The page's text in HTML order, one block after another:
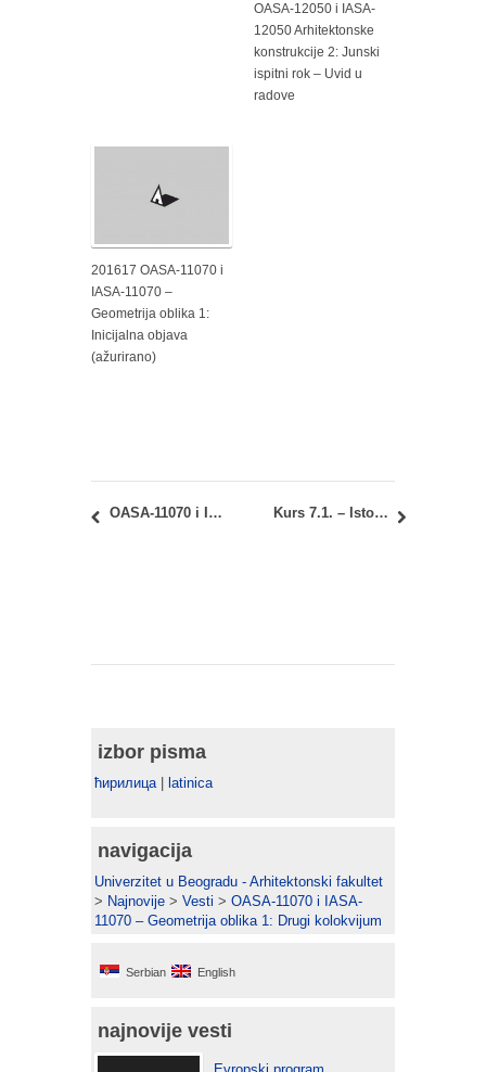
OASA-12050 i IASA-
12050 Arhitektonske
konstrukcije 2: Junski
ispitni rok – Uvid u
radove
201617 OASA-11070 i
IASA-11070 –
Geometrija oblika 1:
Inicijalna objava
(ažurirano)
OASA-11070 i IASA-11070 – Geometrija oblika 1: Test za studente ponovce Kurs 7.1. – Istorija arhitekture i naseljavanja 1: drugi kolokvijum
izbor pisma
ћирилица| latinica
navigacija
Univerzitet u Beogradu - Arhitektonski fakultet
> Najnovije > Vesti > OASA-11070 i IASA-
11070 – Geometrija oblika 1: Drugi kolokvijum
Serbian English
najnovije vesti